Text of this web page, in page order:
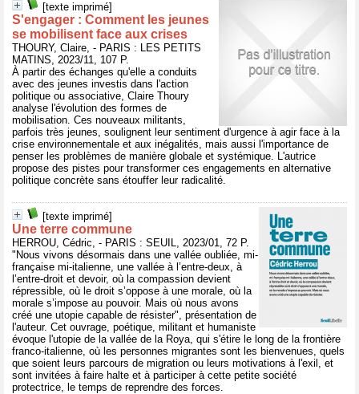
[texte imprimé]
S'engager : Comment les jeunes
se mobilisent face aux crises
THOURY, Claire, - PARIS : LES PETITS
MATINS, 2023/11, 107 P.
À partir des échanges qu'elle a conduits
avec des jeunes investis dans l'action
politique ou associative, Claire Thoury
analyse l'évolution des formes de
mobilisation. Ces nouveaux militants,
parfois très jeunes, soulignent leur sentiment d'urgence à agir face à la
crise environnementale et aux inégalités, mais aussi l'importance de
penser les problèmes de manière globale et systémique. L'autrice
propose des pistes pour transformer ces engagements en alternative
politique concrète sans étouffer leur radicalité.
[texte imprimé]
Une terre commune
HERROU, Cédric, - PARIS : SEUIL, 2023/01, 72 P.
"Nous vivons désormais dans une vallée oubliée, mi-
française mi-italienne, une vallée à l’entre-deux, à
l’entre-droit et devoir, où la compassion devient
répressible, où le droit s’oppose à une morale, où la
morale s’impose au pouvoir. Mais où nous avons
créé une utopie capable de résister", présentation de
l'auteur. Cet ouvrage, poétique, militant et humaniste
évoque l'utopie de la vallée de la Roya, qui s'étire le long de la frontière
franco-italienne, où les personnes migrantes sont les bienvenues, quels
que soient leurs parcours de migration ou leurs motivations à l'exil, et
sont invitées à faire halte et à participer à cette petite société
protectrice, le temps de reprendre des forces.